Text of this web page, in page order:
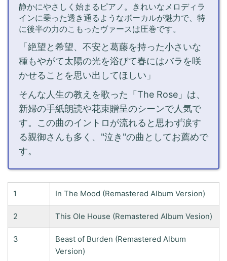
静かにやさしく始まるピアノ。きれいなメロディラ
インに乗った透き通るようなボーカルが魅力で、特
に後半の力のこもったヴァースは圧巻です。
「絶望と希望、不安と葛藤を持った小さいな
種もやがて太陽の光を浴びて春にはバラを咲
かせることを思い出してほしい」
そんな人生の教えを歌った「The Rose」は、
新婦の手紙朗読や花束贈呈のシーンで人気で
す。この曲のイントロが流れると思わず涙す
る親御さんも多く、"泣き"の曲としてお薦めで
す。
1 In The Mood (Remastered Album Version)
2 This Ole House (Remastered Album Vesion)
3
Beast of Burden (Remastered Album
Version)